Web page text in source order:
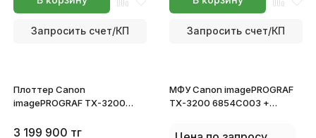
Запросить счет/КП Запросить счет/КП
Плоттер Canon
imagePROGRAF TX-3200
3 199 900 тг
МФУ Canon imagePROGRAF
TX-3200 6854C003 +